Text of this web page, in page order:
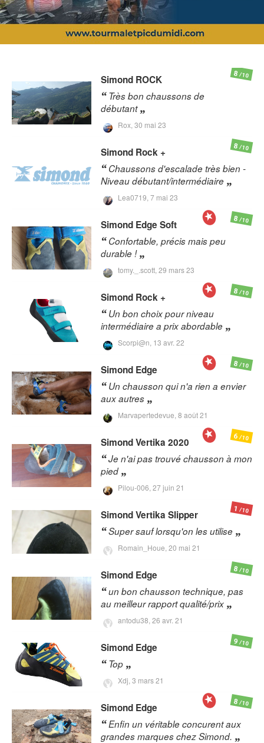
Simond ROCK
Très bon chaussons de
débutant
Rox, 30 mai 23
8/10
Simond Rock +
Chaussons d'escalade très bien -
Niveau débutant/intermédiaire
Lea0719, 7 mai 23
8/10
Simond Edge Soft
Confortable, précis mais peu
durable !
tomy._.scott, 29 mars 23
8/10
Simond Rock +
Un bon choix pour niveau
intermédiaire a prix abordable
Scorpi@n, 13 avr. 22
8/10
Simond Edge
Un chausson qui n'a rien a envier
aux autres
Marvapertedevue, 8 août 21
8/10
SimondVertika 2020
Je n'ai pas trouvé chausson à mon
pied
Pilou-006, 27 juin 21
6/10
SimondVertika Slipper
Super sauf lorsqu'on les utilise
Romain_Houe, 20 mai 21
1/10
Simond Edge
un bon chausson technique, pas
au meilleur rapport qualité/prix
antodu38, 26 avr. 21
8/10
Simond Edge
Top
Xdj, 3 mars 21
9/10
Simond Edge
Enfin un véritable concurent aux
grandes marques chez Simond.
8/10